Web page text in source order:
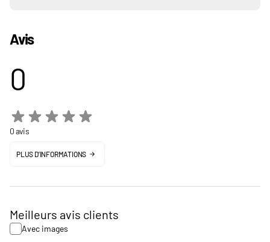
Avis
0
0 avis
PLUS D'INFORMATIONS
Meilleurs avis clients
Avec images